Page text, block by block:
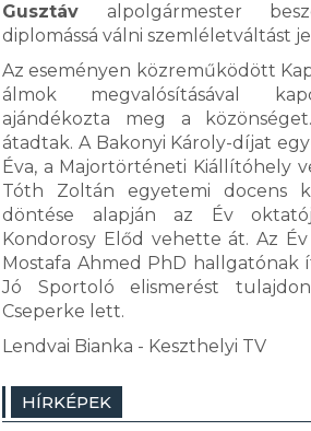
Gusztávalpolgármester
diplomássá válni szemléletváltást
Az eseményen közreműködött
álmok megvalósításával
ajándékozta meg a
átadtak. A Bakonyi Károly-díjat
Éva, a Majortörténeti Kiállítóhely
Tóth Zoltán egyetemi docens
döntése alapján az Év
Kondorosy Előd vehette át. Az
Mostafa Ahmed PhD hallgatónak
Jó Sportoló elismerést
Cseperke lett.
Lendvai Bianka - Keszthelyi TV
HÍRKÉPEK